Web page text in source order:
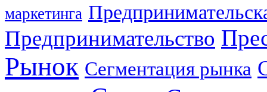
маркетинга
Предпринимательство
Рынок Сегментация рынка